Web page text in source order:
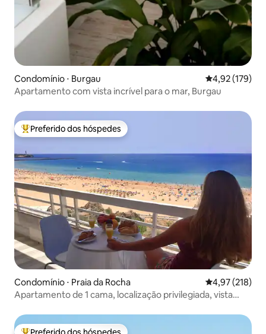
Condomínio ⋅ Burgau 4,92 de uma
4,92 (179)
Apartamento com vista incrível para o mar, Burgau
Entre os melhores preferidos dos hóspedes
Preferido dos hóspedes
Condomínio ⋅ Praia da Rocha 4,97 de uma
4,97 (218)
Apartamento de 1 cama, localização privilegiada, vista